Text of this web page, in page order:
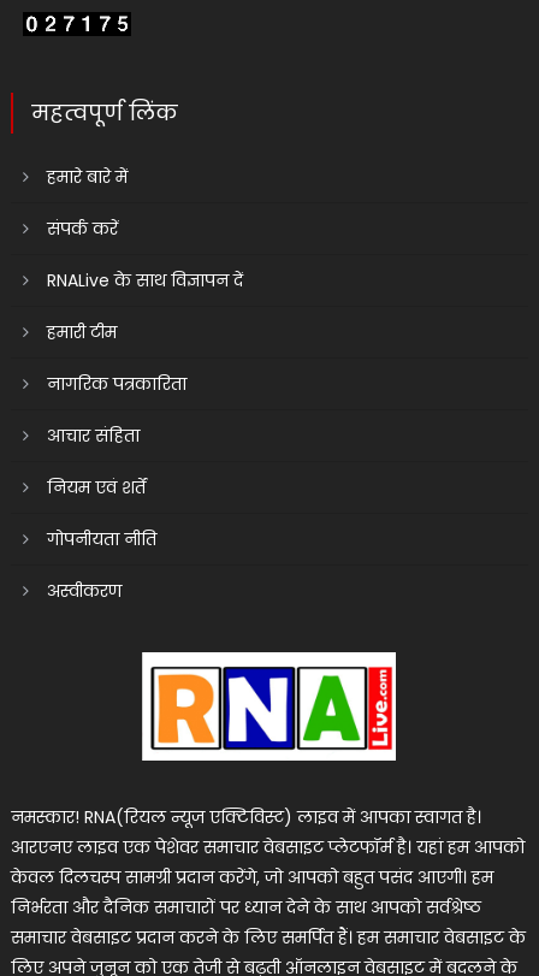
महत्वपूर्ण लिंक
हमारे बारे में
संपर्क करें
RNALive के साथ विज्ञापन दें
हमारी टीम
नागरिक पत्रकारिता
आचार संहिता
नियम एवं शर्तें
गोपनीयता नीति
अस्वीकरण
नमस्कार! RNA(रियल न्यूज एक्टिविस्ट) लाइव में आपका स्वागत है।
आरएनए लाइव एक पेशेवर समाचार वेबसाइट प्लेटफॉर्म है। यहां हम आपको
केवल दिलचस्प सामग्री प्रदान करेंगे, जो आपको बहुत पसंद आएगी। हम
निर्भरता और दैनिक समाचारों पर ध्यान देने के साथ आपको सर्वश्रेष्ठ
समाचार वेबसाइट प्रदान करने के लिए समर्पित हैं। हम समाचार वेबसाइट के
लिए अपने जुनून को एक तेजी से बढ़ती ऑनलाइन वेबसाइट में बदलने के